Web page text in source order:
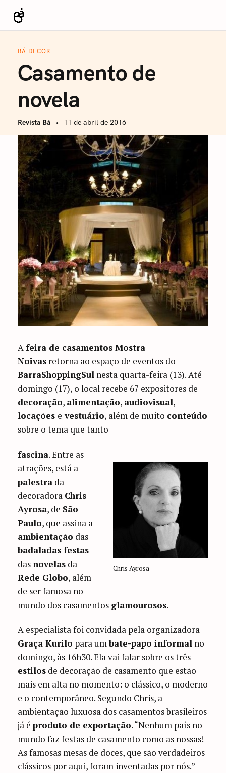
i
Revista Bá
BÁ DECOR
Casamento de
novela
Revista Bá 11 de abril de 2016
Afeira de casamentos Mostra
Noivas retorna ao espaço de eventos do
BarraShoppingSul nesta quarta-feira (13). Até
domingo (17), o local recebe 67 expositores de
decoração, alimentação, audiovisual,
locações e vestuário, além de muito conteúdo
sobre o tema que tanto
Chris Ayrosa
fascina. Entre as
atrações, está a
palestra da
decoradora Chris
Ayrosa, de São
Paulo, que assina a
ambientação das
badaladas festas
dasnovelas da
Rede Globo, além
de ser famosa no
mundo dos casamentos glamourosos.
A especialista foi convidada pela organizadora
Graça Kurilo para umbate-papo informal no
domingo, às 16h30. Ela vai falar sobre os três
estilos de decoração de casamento que estão
mais em alta no momento: o clássico, o moderno
e o contemporâneo. Segundo Chris, a
ambientação luxuosa dos casamentos brasileiros
já éproduto de exportação. “Nenhum país no
mundo faz festas de casamento como as nossas!
As famosas mesas de doces, que são verdadeiros
clássicos por aqui, foram inventadas por nós.”